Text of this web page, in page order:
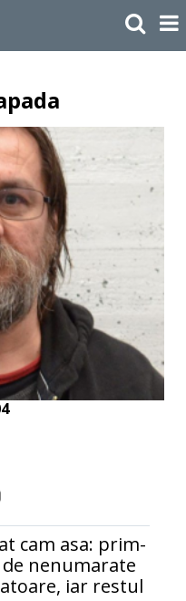
cam asa: prim-
nenumarate
iar restul